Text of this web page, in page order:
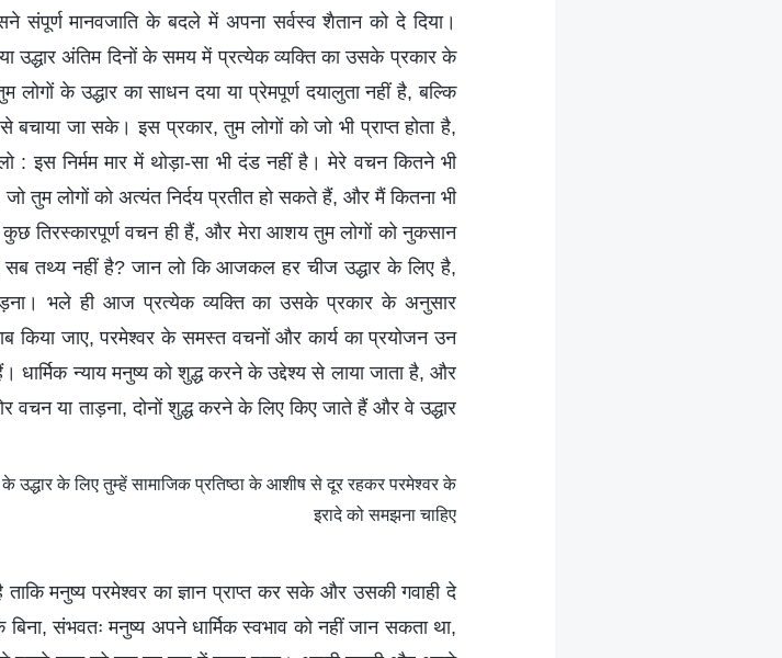
संपूर्ण मानवजाति के बदले में अपना सर्वस्व शैतान को दे दिया।
उद्धार अंतिम दिनों के समय में प्रत्येक व्यक्ति का उसके प्रकार के
लोगों के उद्धार का साधन दया या प्रेमपूर्ण दयालुता नहीं है, बल्कि
जा सके। इस प्रकार, तुम लोगों को जो भी प्राप्त होता है,
: इस निर्मम मार में थोड़ा-सा भी दंड नहीं है। मेरे वचन कितने भी
तुम लोगों को अत्यंत निर्दय प्रतीत हो सकते हैं, और मैं कितना भी
तिरस्कारपूर्ण वचन ही हैं, और मेरा आशय तुम लोगों को नुकसान
सब तथ्य नहीं है? जान लो कि आजकल हर चीज उद्धार के लिए है,
भले ही आज प्रत्येक व्यक्ति का उसके प्रकार के अनुसार
किया जाए, परमेश्वर के समस्त वचनों और कार्य का प्रयोजन उन
धार्मिक न्याय मनुष्य को शुद्ध करने के उद्देश्य से लाया जाता है, और
वचन या ताड़ना, दोनों शुद्ध करने के लिए किए जाते हैं और वे उद्धार
के लिए तुम्हें सामाजिक प्रतिष्ठा के आशीष से दूर रहकर परमेश्वर के
इरादे को समझना चाहिए
मनुष्य परमेश्वर का ज्ञान प्राप्त कर सके और उसकी गवाही दे
संभवतः मनुष्य अपने धार्मिक स्वभाव को नहीं जान सकता था,